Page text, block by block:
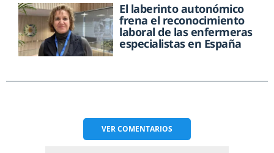
El laberinto autonómico
frena el reconocimiento
laboral de las enfermeras
especialistas en España
VERCOMENTARIOS